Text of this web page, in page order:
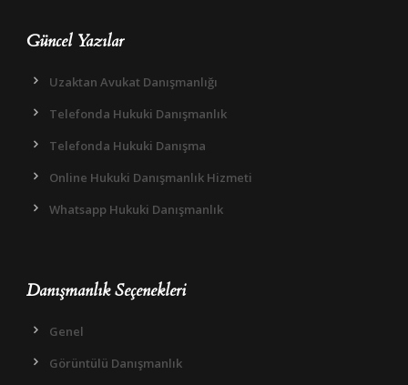
Güncel Yazılar
Uzaktan Avukat Danışmanlığı
Telefonda Hukuki Danışmanlık
Telefonda Hukuki Danışma
Online Hukuki Danışmanlık Hizmeti
Whatsapp Hukuki Danışmanlık
Danışmanlık Seçenekleri
Genel
Görüntülü Danışmanlık